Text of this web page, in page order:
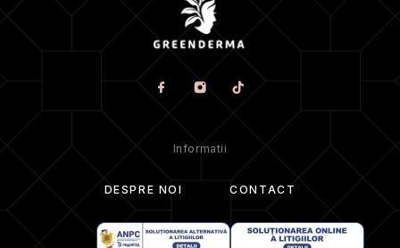
expunerea directa la soare si de sursele de caldura.
rugam sa urmati cu atentie urmatoarele indicatii: Evitati
asupra tesuturilor dentare naturale; materialele artificiale
generate in timpul utilizarii acestora. In cazul in care gelul
Informatii
DESPRE NOI CONTACT